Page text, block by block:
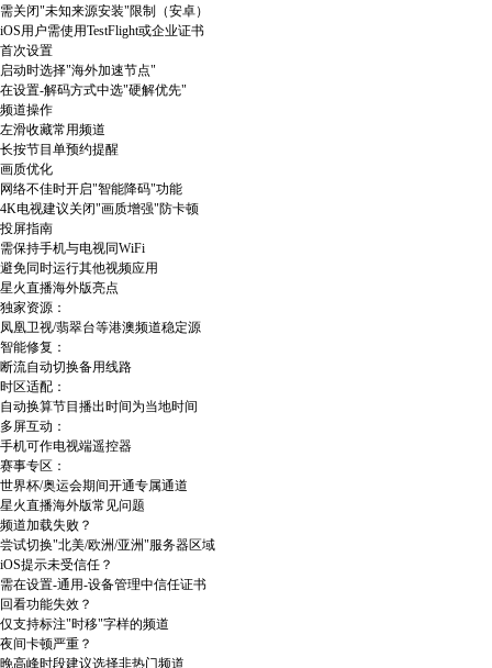
需关闭"未知来源安装"限制（安卓）
iOS用户需使用TestFlight或企业证书
​​首次设置​​
启动时选择"海外加速节点"
在设置-解码方式中选"硬解优先"
​​频道操作​​
左滑收藏常用频道
长按节目单预约提醒
​​画质优化​​
网络不佳时开启"智能降码"功能
4K电视建议关闭"画质增强"防卡顿
​​投屏指南​​
需保持手机与电视同WiFi
避免同时运行其他视频应用
星火直播海外版亮点​​
​​独家资源​​：
凤凰卫视/翡翠台等港澳频道稳定源
​​智能修复​​：
断流自动切换备用线路
​​时区适配​​：
自动换算节目播出时间为当地时间
​​多屏互动​​：
手机可作电视端遥控器
​​赛事专区​​：
世界杯/奥运会期间开通专属通道
星火直播海外版常见问题​​
​​频道加载失败？​​
尝试切换"北美/欧洲/亚洲"服务器区域
​​iOS提示未受信任？​​
需在设置-通用-设备管理中信任证书
​​回看功能失效？​​
仅支持标注"时移"字样的频道
​​夜间卡顿严重？​​
晚高峰时段建议选择非热门频道